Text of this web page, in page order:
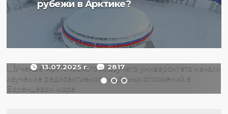
рубежи в Арктике?
радиоактивности донных
отложений в Баренцевом
13.07.2025 г. 2817